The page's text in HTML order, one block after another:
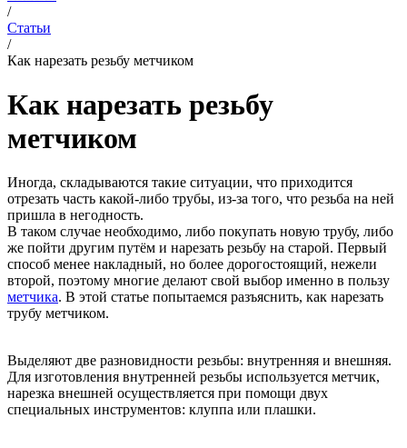
/
Статьи
/
Как нарезать резьбу метчиком
Как нарезать резьбу
метчиком
Иногда, складываются такие ситуации, что приходится
отрезать часть какой-либо трубы, из-за того, что резьба на ней
пришла в негодность.
В таком случае необходимо, либо покупать новую трубу, либо
же пойти другим путём и нарезать резьбу на старой. Первый
способ менее накладный, но более дорогостоящий, нежели
второй, поэтому многие делают свой выбор именно в пользу
метчика. В этой статье попытаемся разъяснить, как нарезать
трубу метчиком.
Выделяют две разновидности резьбы: внутренняя и внешняя.
Для изготовления внутренней резьбы используется метчик,
нарезка внешней осуществляется при помощи двух
специальных инструментов: клуппа или плашки.